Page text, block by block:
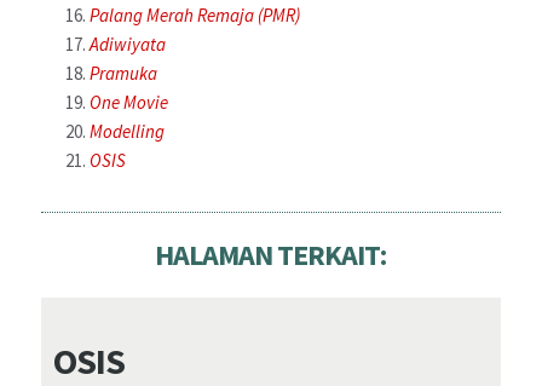
Palang Merah Remaja (PMR)
Adiwiyata
Pramuka
One Movie
Modelling
OSIS
HALAMAN TERKAIT:
OSIS